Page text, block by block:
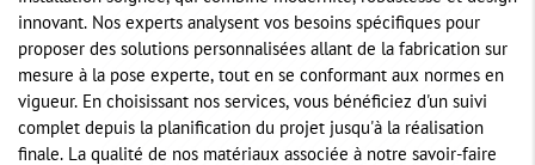
innovant. Nos experts analysent vos besoins spécifiques pour
proposer des solutions personnalisées allant de la fabrication sur
mesure à la pose experte, tout en se conformant aux normes en
vigueur. En choisissant nos services, vous bénéficiez d'un suivi
complet depuis la planification du projet jusqu'à la réalisation
finale. La qualité de nos matériaux associée à notre savoir-faire